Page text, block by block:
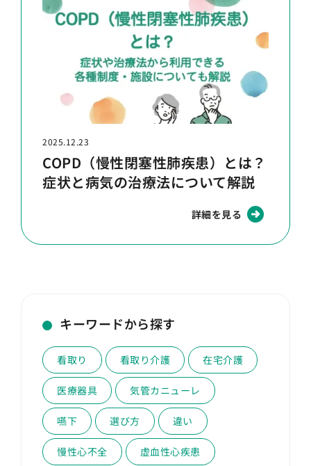
2025.12.23
COPD（慢性閉塞性肺疾患）とは？
症状と病気の治療法について解説
詳細を見る
キーワードから探す
看取り 看取り介護 在宅介護
医療器具 気管カニューレ
嚥下 選び方 違い
慢性心不全 虚血性心疾患